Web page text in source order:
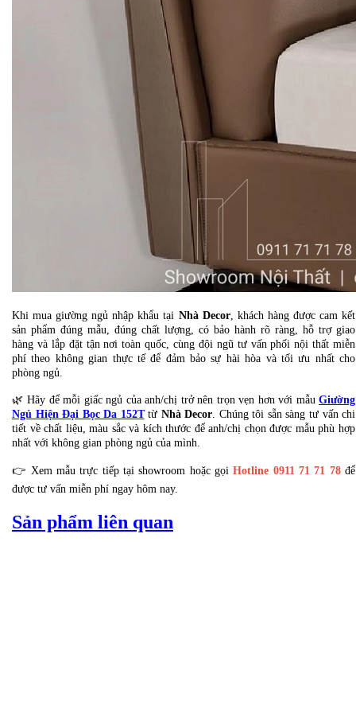
Khi mua giường ngủ nhập khẩu tại Nhà Decor, khách hàng được cam kết
sản phẩm đúng mẫu, đúng chất lượng, có bảo hành rõ ràng, hỗ trợ giao
hàng và lắp đặt tận nơi toàn quốc, cùng đội ngũ tư vấn phối nội thất miễn
phí theo không gian thực tế để đảm bảo sự hài hòa và tối ưu nhất cho
phòng ngủ.
🌿 Hãy để mỗi giấc ngủ của anh/chị trở nên trọn vẹn hơn với mẫu Giường
Ngủ Hiện Đại Bọc Da 152T từ Nhà Decor . Chúng tôi sẵn sàng tư vấn chi
tiết về chất liệu, màu sắc và kích thước để anh/chị chọn được mẫu phù hợp
nhất với không gian phòng ngủ của mình.
👉 Xem mẫu trực tiếp tại showroom hoặc gọiHotline 0911 71 71 78để
được tư vấn miễn phí ngay hôm nay.
Sản phẩm liên quan